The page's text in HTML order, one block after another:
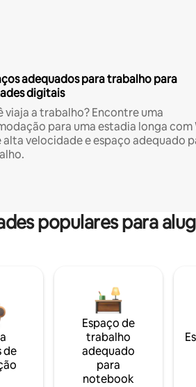
adequados para trabalho para
digitais
viaja a trabalho? Encontre uma
para uma estadia longa com
alta velocidade e espaço adequado
populares para
de
Espaço de
trabalho
adequado
para
notebook